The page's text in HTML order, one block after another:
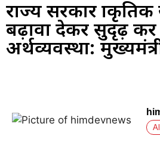
राज्य सरकार
बढ़ावा देकर सुदृढ़ कर
अर्थव्यवस्था: